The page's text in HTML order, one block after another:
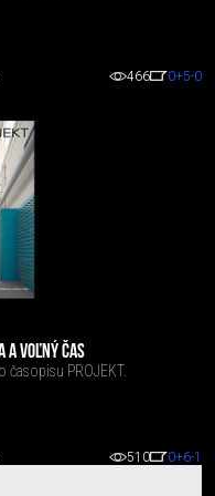
466 0+5-0
A VOĽNÝ ČAS
PROJEKT.
510 0+6-1